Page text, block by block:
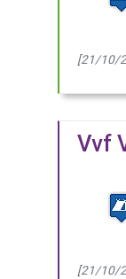
[21/10/
Vvf
[21/10/